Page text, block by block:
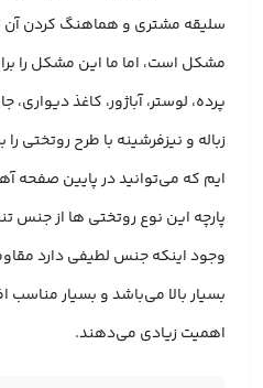
سلیقه مشتری و هماهنگ کردن آن
مشکل است، اما ما این مشکل را
پرده، لوستر، آباژور، کاغذ
زباله و نیزفرشینه با طرح روتختی
ایم که می‌توانید در پایین صفحه
پارچه این نوع روتختی ها از جنس
وجود اینکه جنس لطیفی دارد
بسیار بالا می‌باشد و بسیار
اهمیت زیادی می‌دهند.